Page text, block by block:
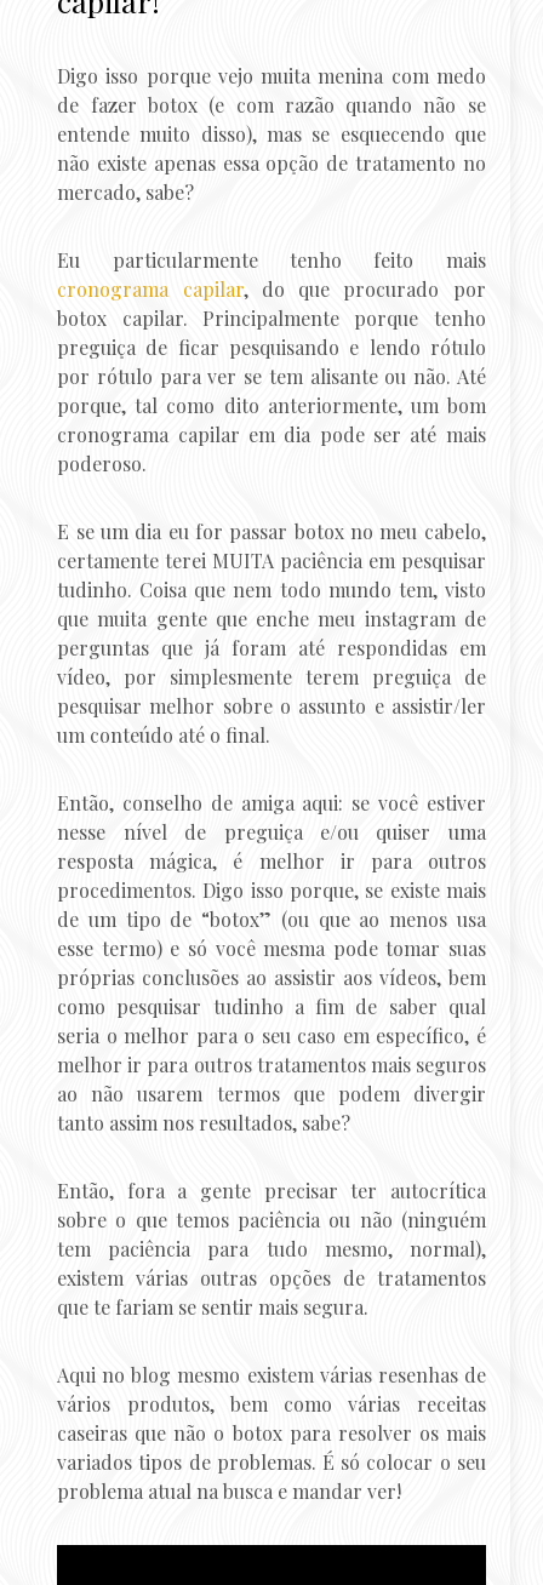
Digo isso porque vejo muita menina com medo
de fazer botox (e com razão quando não se
entende muito disso), mas se esquecendo que
não existe apenas essa opção de tratamento no
mercado, sabe?
Eu particularmente tenho feito mais
cronograma capilar, do que procurado por
botox capilar. Principalmente porque tenho
preguiça de ficar pesquisando e lendo rótulo
por rótulo para ver se tem alisante ou não. Até
porque, tal como dito anteriormente, um bom
cronograma capilar em dia pode ser até mais
poderoso.
E se um dia eu for passar botox no meu cabelo,
certamente terei MUITA paciência em pesquisar
tudinho. Coisa que nem todo mundo tem, visto
que muita gente que enche meu instagram de
perguntas que já foram até respondidas em
vídeo, por simplesmente terem preguiça de
pesquisar melhor sobre o assunto e assistir/ler
um conteúdo até o final.
Então, conselho de amiga aqui: se você estiver
nesse nível de preguiça e/ou quiser uma
resposta mágica, é melhor ir para outros
procedimentos. Digo isso porque, se existe mais
de um tipo de “botox” (ou que ao menos usa
esse termo) e só você mesma pode tomar suas
próprias conclusões ao assistir aos vídeos, bem
como pesquisar tudinho a fim de saber qual
seria o melhor para o seu caso em específico, é
melhor ir para outros tratamentos mais seguros
ao não usarem termos que podem divergir
tanto assim nos resultados, sabe?
Então, fora a gente precisar ter autocrítica
sobre o que temos paciência ou não (ninguém
tem paciência para tudo mesmo, normal),
existem várias outras opções de tratamentos
que te fariam se sentir mais segura.
Aqui no blog mesmo existem várias resenhas de
vários produtos, bem como várias receitas
caseiras que não o botox para resolver os mais
variados tipos de problemas. É só colocar o seu
problema atual na busca e mandar ver!